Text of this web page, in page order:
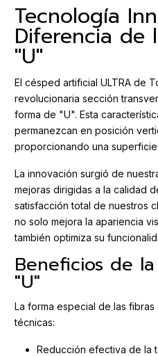
Tecnología
Diferencia de
"U"
El césped artificial ULTRA de
revolucionaria sección
forma de "U". Esta
permanezcan en posición
proporcionando una
La innovación surgió de
mejoras dirigidas a la calidad
satisfacción total de nuestros
no solo mejora la apariencia
también optimiza su
Beneficios de
"U"
La forma especial de las
técnicas:
Reducción efectiva de la